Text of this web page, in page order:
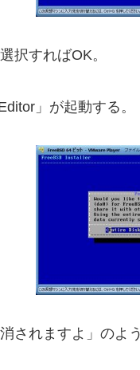
択すればOK。
」が起動する。
されますよ」のよ